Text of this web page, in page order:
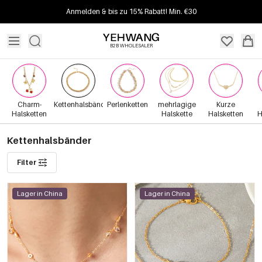
Anmelden & bis zu 15% Rabatt! Min. €30
B2B WHOLESALER
Charm-
Halsketten
KettenhalsbänderPerlenketten
mehrlagige
Halskette
Kurze
Halsketten
Kettenhalsbänder
Filter
Lager in China Lager in China